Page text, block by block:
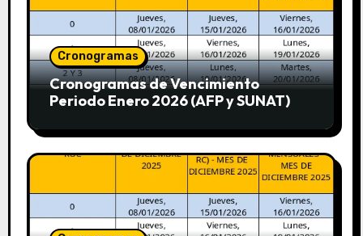
Cronogramas
Cronogramas de Vencimiento
Periodo Enero 2026 (AFP y SUNAT)